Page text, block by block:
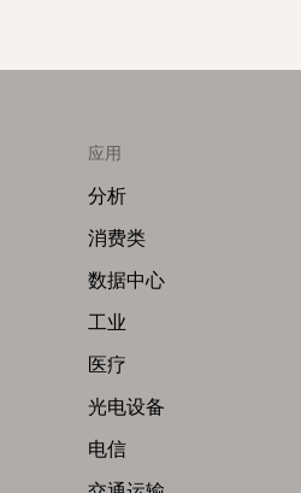
Footer
Menu
应用
分析
消费类
数据中心
工业
医疗
光电设备
电信